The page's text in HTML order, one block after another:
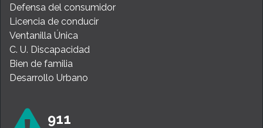
Defensa del consumidor
Licencia de conducir
Ventanilla Única
C. U. Discapacidad
Bien de familia
Desarrollo Urbano
911